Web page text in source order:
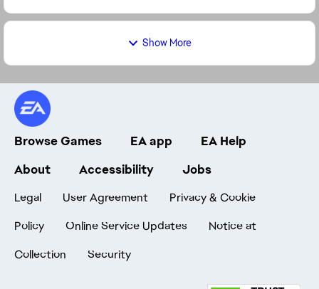
Show More
Browse Games EA app
EA Help
About
Accessibility Jobs
Legal User Agreement
Privacy & Cookie
Policy
Online Service Updates
Notice at
Collection
Security